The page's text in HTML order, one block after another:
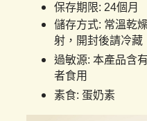
保存期限: 24個月
儲存方式: 常溫乾
射，開封後請冷藏
過敏源: 本產品含
者食用
素食: 蛋奶素